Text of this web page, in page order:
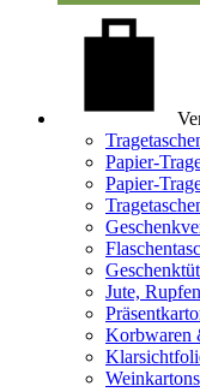
Papier-
Papier-
Jute, Rupfen
Korbwaren
Weinkartons